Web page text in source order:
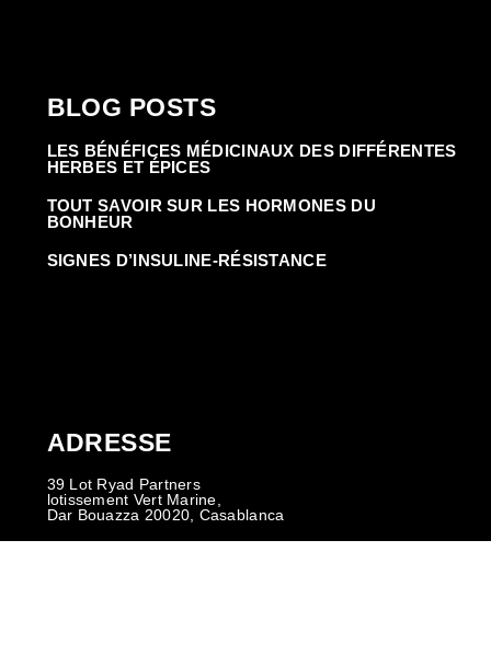
BLOG POSTS
LES BÉNÉFICES MÉDICINAUX DES DIFFÉRENTES
HERBES ET ÉPICES
TOUT SAVOIR SUR LES HORMONES DU
BONHEUR
SIGNES D’INSULINE-RÉSISTANCE
ADRESSE
39 Lot Ryad Partners
lotissement Vert Marine,
Dar Bouazza 20020, Casablanca